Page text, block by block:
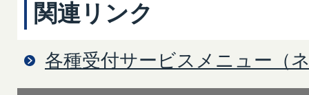
関連リンク
各種受付サービスメニュー（